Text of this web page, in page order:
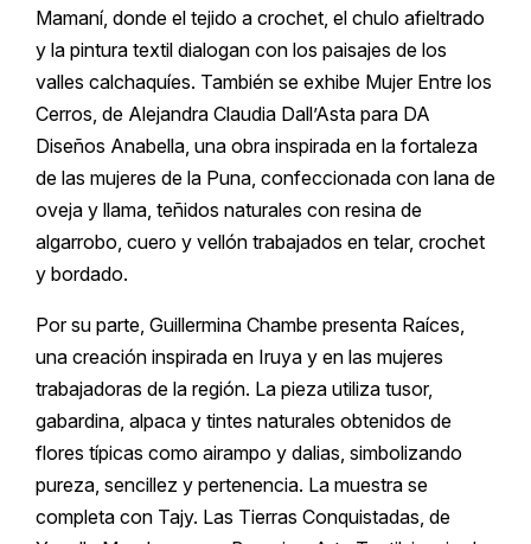
Mamaní, donde el tejido a crochet, el chulo afieltrado
y la pintura textil dialogan con los paisajes de los
valles calchaquíes. También se exhibe Mujer Entre los
Cerros, de Alejandra Claudia Dall’Asta para DA
Diseños Anabella, una obra inspirada en la fortaleza
de las mujeres de la Puna, confeccionada con lana de
oveja y llama, teñidos naturales con resina de
algarrobo, cuero y vellón trabajados en telar, crochet
y bordado.
Por su parte, Guillermina Chambe presenta Raíces,
una creación inspirada en Iruya y en las mujeres
trabajadoras de la región. La pieza utiliza tusor,
gabardina, alpaca y tintes naturales obtenidos de
flores típicas como airampo y dalias, simbolizando
pureza, sencillez y pertenencia. La muestra se
completa con Tajy. Las Tierras Conquistadas, de